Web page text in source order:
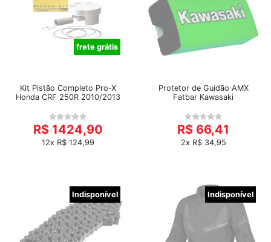
frete grátis
Kit Pistão Completo Pro-X
Honda CRF 250R 2010/2013
R$ 1424,90
12x R$ 124,99
Protetor de Guidão AMX
Fatbar Kawasaki
R$ 66,41
2x R$ 34,95
Indisponível Indisponível